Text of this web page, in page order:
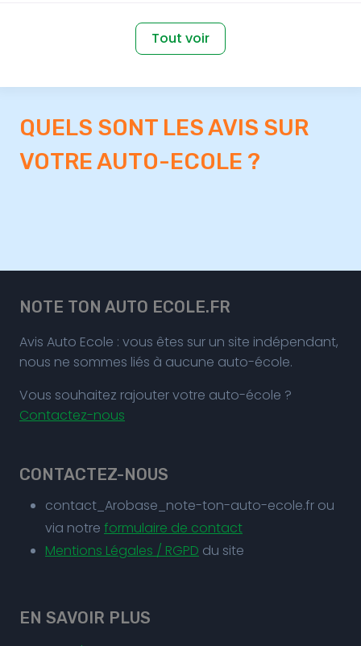
Tout voir
QUELS SONT LES AVIS SUR
VOTRE AUTO-ECOLE ?
NOTE TON AUTO ECOLE.FR
Avis Auto Ecole : vous êtes sur un site indépendant,
nous ne sommes liés à aucune auto-école.
Vous souhaitez rajouter votre auto-école ?
Contactez-nous
CONTACTEZ-NOUS
contact_Arobase_note-ton-auto-ecole.fr ou
via notre formulaire de contact
Mentions Légales / RGPD du site
EN SAVOIR PLUS